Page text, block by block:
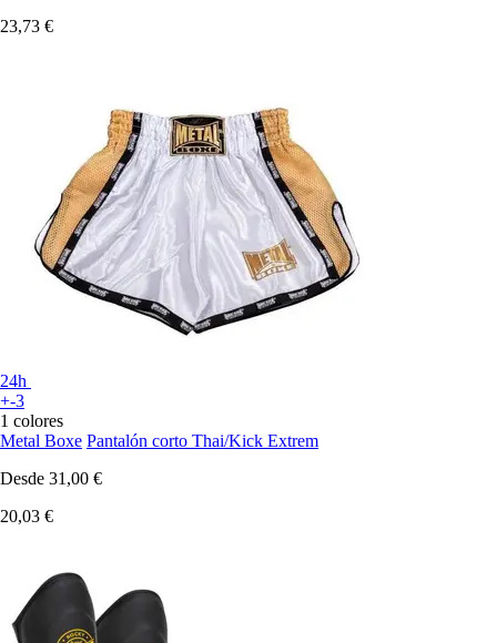
23,73 €
24h
+-3
1 colores
Metal Boxe Pantalón corto Thai/Kick Extrem
Desde 31,00 €
20,03 €